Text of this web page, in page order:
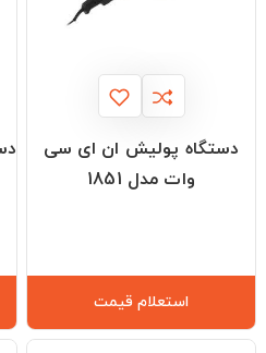
دستگاه پولیش ان ای سی
وات مدل 1851
استعلام قیمت